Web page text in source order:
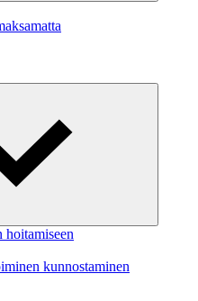
hoitamiseen
kunnostaminen